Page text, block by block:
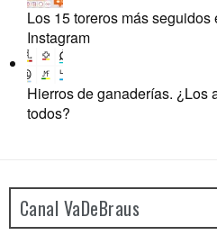
Los 15 toreros más seguidos
Instagram
Hierros de ganaderías. ¿Los
todos?
Canal VaDeBraus